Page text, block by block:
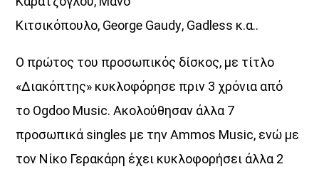
Κιτσικόπουλο, George Gaudy, Gadless κ.α..
Ο πρώτος του προσωπικός δίσκος, με τίτλο
«Διακόπτης» κυκλοφόρησε πριν 3 χρόνια από
το Ogdoo Music. Ακολούθησαν άλλα 7
προσωπικά singles με τηνAmmos Music, ενώ με
τον Νίκο Γερακάρη έχει κυκλοφορήσει άλλα 2